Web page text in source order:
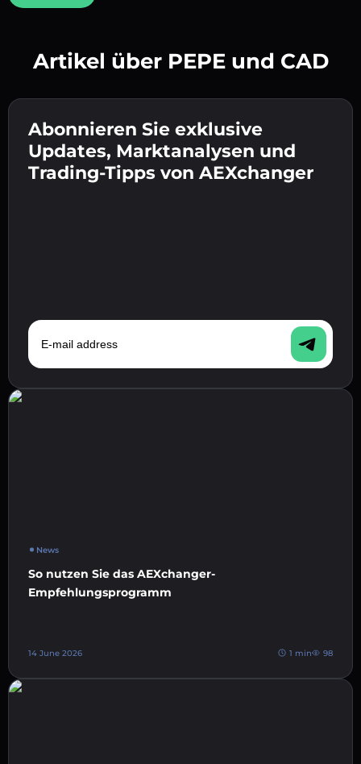
Gib deine Krypto-Wallet-Adresse ein 👉 fahre
mit dem nächsten Schritt fort.
Bestätige deine Identität 👉 fahre mit dem
letzten Schritt fort.
Sende die Einzahlung 👉 erhalte Krypto oder
Fiat in deiner Wallet.
Artikel über PEPE und CAD
Abonnieren Sie exklusive
Updates, Marktanalysen und
Trading-Tipps von AEXchanger
E-mail address
News
So nutzen Sie das AEXchanger-
Empfehlungsprogramm
14 June 2026 1 min 98